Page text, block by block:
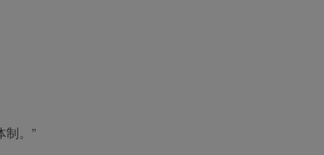
制。”